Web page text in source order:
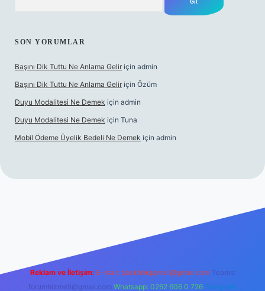
SON YORUMLAR
Başını Dik Tuttu Ne Anlama Gelir için admin
Başını Dik Tuttu Ne Anlama Gelir için Özüm
Duyu Modalitesi Ne Demek için admin
Duyu Modalitesi Ne Demek için Tuna
Mobil Ödeme Üyelik Bedeli Ne Demek için admin
Reklam ve İletişim: E-mail: backlinkpaneli@gmail.com Teams:
forumhizmeti@gmail.com Whatsapp: 0262 606 0 726 Telegram: